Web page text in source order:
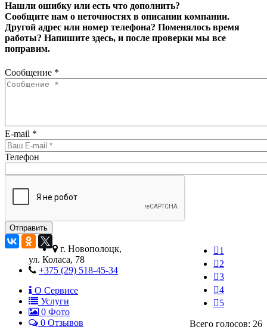
Нашли ошибку или есть что дополнить?
Сообщите нам о неточностях в описании компании.
Другой адрес или номер телефона? Поменялось время
работы? Напишите здесь, и после проверки мы все
поправим.
Сообщение *
E-mail *
Телефон
1
2
3
4
5
Всего голосов: 26
г. Новополоцк,
ул. Коласа, 78
+375 (29) 518-45-34
О Сервисе
Услуги
0 Фото
0 Отзывов